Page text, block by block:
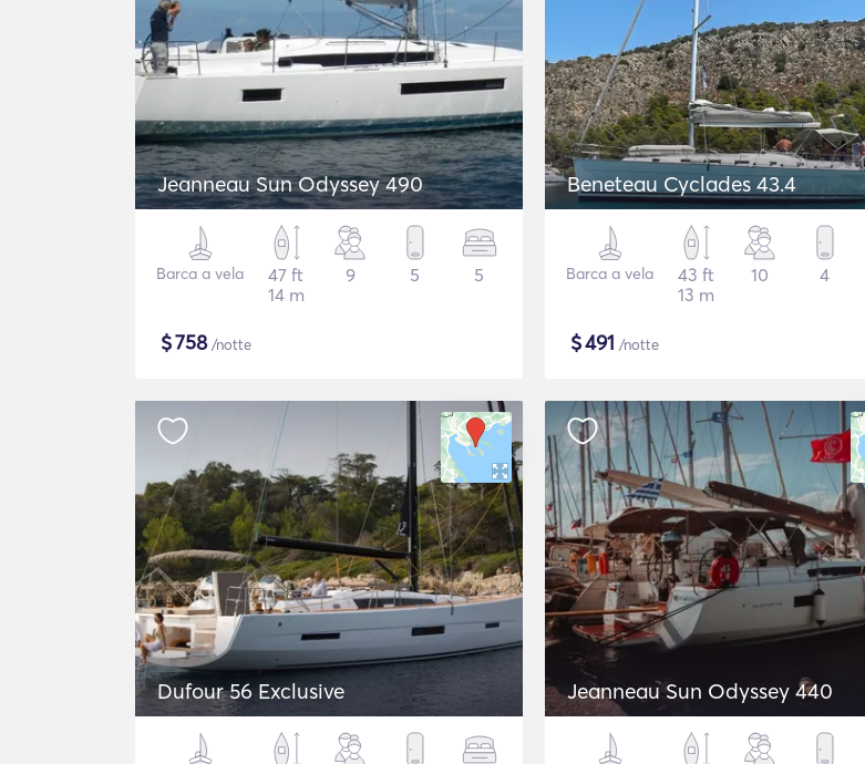
Jeanneau Sun Odyssey 490
Barca a vela
47 ft
14 m
9 5 5
$758/notte
Beneteau Cyclades 43.4
Barca a vela
43 ft
13 m
10 4
$491 /notte
Dufour 56 Exclusive Jeanneau Sun Odyssey 440